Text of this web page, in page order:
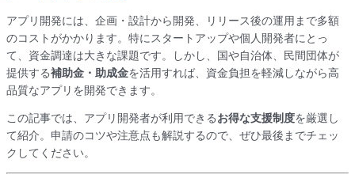
アプリ開発には、企画・設計から開発、リリース後の運用まで多額
のコストがかかります。特にスタートアップや個人開発者にとっ
て、資金調達は大きな課題です。しかし、国や自治体、民間団体が
提供する補助金・助成金を活用すれば、資金負担を軽減しながら高
品質なアプリを開発できます。
この記事では、アプリ開発者が利用できるお得な支援制度を厳選し
て紹介。申請のコツや注意点も解説するので、ぜひ最後までチェッ
クしてください。